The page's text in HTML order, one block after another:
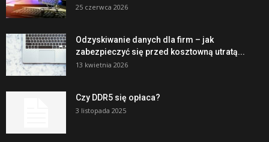
25 czerwca 2026
Odzyskiwanie danych dla firm – jak
zabezpieczyć się przed kosztowną utratą...
13 kwietnia 2026
Czy DDR5 się opłaca?
3 listopada 2025